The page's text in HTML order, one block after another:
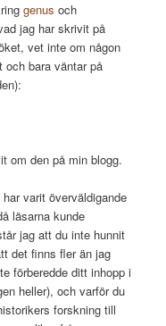
genus och
jag har skrivit på
vet inte om någon
bara väntar på
om den på min blogg.
varit överväldigande
läsarna kunde
jag att du inte hunnit
det finns fler än jag
förberedde ditt inhopp i
heller), och varför du
forskning till